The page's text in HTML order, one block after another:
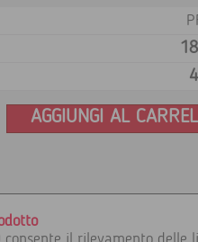
AGGIUNGI AL